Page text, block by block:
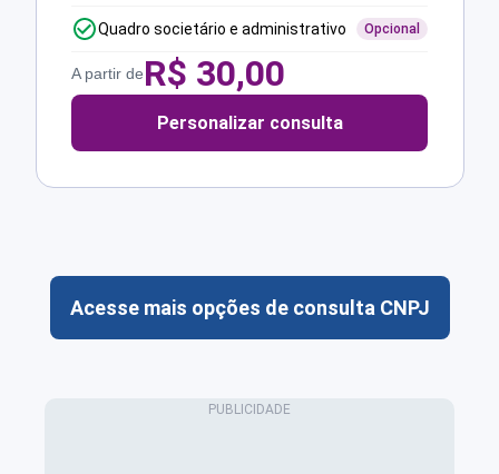
Quadro societário e administrativo Opcional
A partir deR$ 30,00
Personalizar consulta
Acesse mais opções de consulta CNPJ